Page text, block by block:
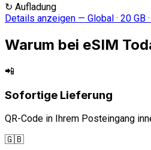
↻ Aufladung
Details anzeigen — Global · 20 GB
Warum bei eSIM
📲
Sofortige Lieferung
QR-Code in Ihrem Posteingang
🇬🇧